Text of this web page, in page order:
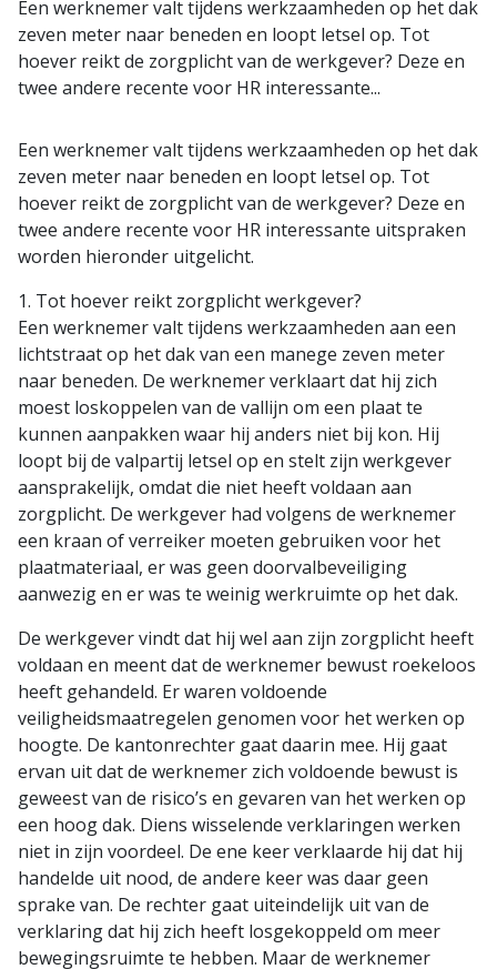
Een werknemer valt tijdens werkzaamheden op het dak
zeven meter naar beneden en loopt letsel op. Tot
hoever reikt de zorgplicht van de werkgever? Deze en
twee andere recente voor HR interessante...
Een werknemer valt tijdens werkzaamheden op het dak
zeven meter naar beneden en loopt letsel op. Tot
hoever reikt de zorgplicht van de werkgever? Deze en
twee andere recente voor HR interessante uitspraken
worden hieronder uitgelicht.
1. Tot hoever reikt zorgplicht werkgever?
Een werknemer valt tijdens werkzaamheden aan een
lichtstraat op het dak van een manege zeven meter
naar beneden. De werknemer verklaart dat hij zich
moest loskoppelen van de vallijn om een plaat te
kunnen aanpakken waar hij anders niet bij kon. Hij
loopt bij de valpartij letsel op en stelt zijn werkgever
aansprakelijk, omdat die niet heeft voldaan aan
zorgplicht. De werkgever had volgens de werknemer
een kraan of verreiker moeten gebruiken voor het
plaatmateriaal, er was geen doorvalbeveiliging
aanwezig en er was te weinig werkruimte op het dak.
De werkgever vindt dat hij wel aan zijn zorgplicht heeft
voldaan en meent dat de werknemer bewust roekeloos
heeft gehandeld. Er waren voldoende
veiligheidsmaatregelen genomen voor het werken op
hoogte. De kantonrechter gaat daarin mee. Hij gaat
ervan uit dat de werknemer zich voldoende bewust is
geweest van de risico’s en gevaren van het werken op
een hoog dak. Diens wisselende verklaringen werken
niet in zijn voordeel. De ene keer verklaarde hij dat hij
handelde uit nood, de andere keer was daar geen
sprake van. De rechter gaat uiteindelijk uit van de
verklaring dat hij zich heeft losgekoppeld om meer
bewegingsruimte te hebben. Maar de werknemer